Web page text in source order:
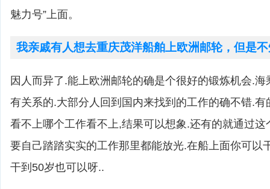
魅力号”上面。
我亲戚有人想去重庆茂洋船舶上欧洲邮轮，但是
因人而异了.能上欧洲邮轮的确是个很好的锻炼机会.
有关系的.大部分人回到国内来找到的工作的确不错.
看不上哪个工作看不上,结果可以想象.还有的就通过
要自己踏踏实实的工作那里都能放光.在船上面你可以
干到50岁也可以呀..